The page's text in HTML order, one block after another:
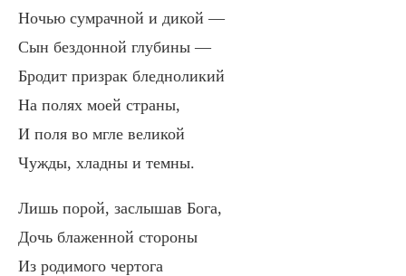
Ночью сумрачной и дикой —
Сын бездонной глубины —
Бродит призрак бледноликий
На полях моей страны,
И поля во мгле великой
Чужды, хладны и темны.
Лишь порой, заслышав Бога,
Дочь блаженной стороны
Из родимого чертога